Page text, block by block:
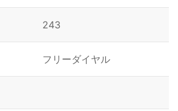
243
フリーダイヤル